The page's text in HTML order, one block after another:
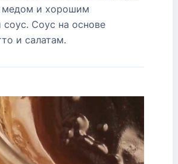
медом и хорошим
Соус на основе
и салатам.